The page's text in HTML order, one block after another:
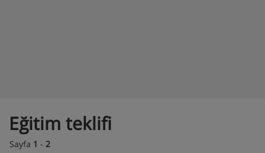
Eğitim teklifi
Sayfa 1 - 2